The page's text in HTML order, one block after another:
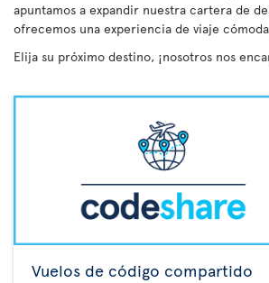
apuntamos a expandir nuestra cartera de
ofrecemos una experiencia de viaje
Elija su próximo destino, ¡nosotros nos
Vuelos de código compartido